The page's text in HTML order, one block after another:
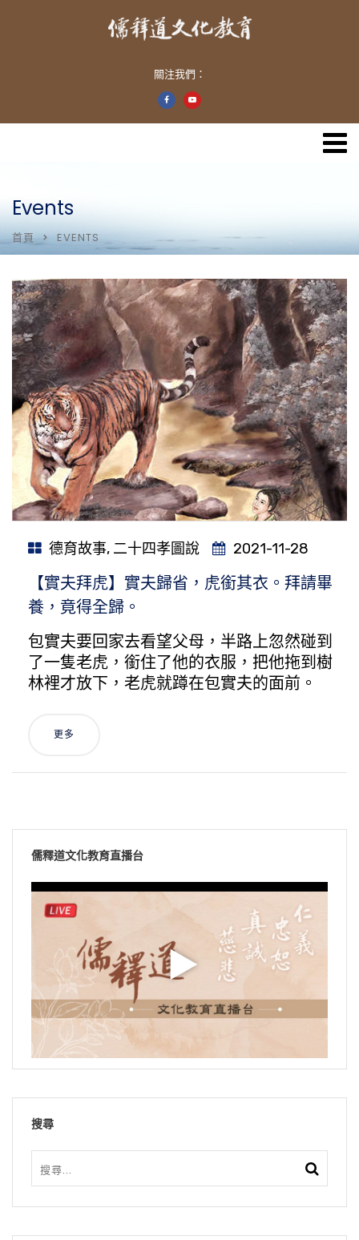
關注我們：
Events
首頁 EVENTS
德育故事, 二十四孝圖說 2021-11-28
【實夫拜虎】實夫歸省，虎銜其衣。拜請畢
養，竟得全歸。
包實夫要回家去看望父母，半路上忽然碰到
了一隻老虎，銜住了他的衣服，把他拖到樹
林裡才放下，老虎就蹲在包實夫的面前。
更多
儒釋道文化教育直播台
搜尋